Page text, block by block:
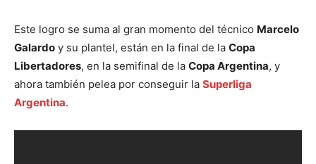
Este logro se suma al gran momento del técnico Marcelo
Galardo y su plantel, están en la final de la Copa
Libertadores, en la semifinal de la Copa Argentina, y
ahora también pelea por conseguir la Superliga
Argentina.